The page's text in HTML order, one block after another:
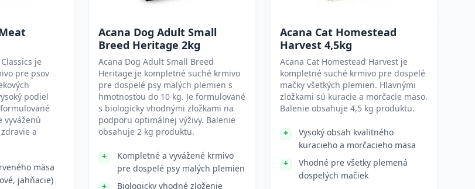
je
pre psov
podiel
vyváženú
a
mäsa
jahňacie)
Acana Dog Adult Small
Breed Heritage 2kg
Acana Dog Adult Small Breed
Heritage je kompletné suché krmivo
pre dospelé psy malých plemien s
hmotnosťou do 10 kg. Je formulované
s biologicky vhodnými zložkami na
podporu optimálnej výživy. Balenie
obsahuje 2 kg produktu.
Kompletné a vyvážené krmivo
pre dospelé psy malých plemien
Biologicky vhodné zloženie
Acana Cat Homestead
Harvest 4,5kg
Acana Cat Homestead Harvest je
kompletné suché krmivo pre dospelé
mačky všetkých plemien. Hlavnými
zložkami sú kuracie a morčacie mäso.
Balenie obsahuje 4,5 kg produktu.
Vysoký obsah kvalitného
kuracieho a morčacieho mäsa
Vhodné pre všetky plemená
dospelých mačiek